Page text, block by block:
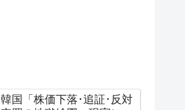
韓国「株価下落･追証･反対